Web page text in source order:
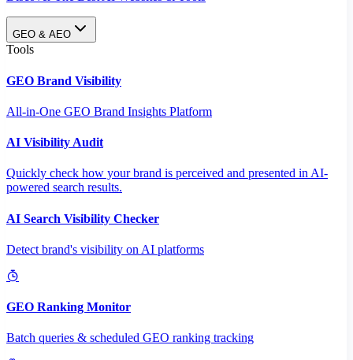
GEO & AEO
Tools
GEO Brand Visibility
All-in-One GEO Brand Insights Platform
AI Visibility Audit
Quickly check how your brand is perceived and presented in AI-
powered search results.
AI Search Visibility Checker
Detect brand's visibility on AI platforms
GEO Ranking Monitor
Batch queries & scheduled GEO ranking tracking